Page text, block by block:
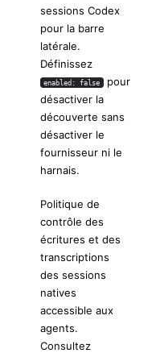
sessions Codex
pour la barre
latérale.
Définissez
enabled: false pour
désactiver la
découverte sans
désactiver le
fournisseur ni le
harnais.
Politique de
contrôle des
écritures et des
transcriptions
des sessions
natives
accessible aux
agents.
Consultez